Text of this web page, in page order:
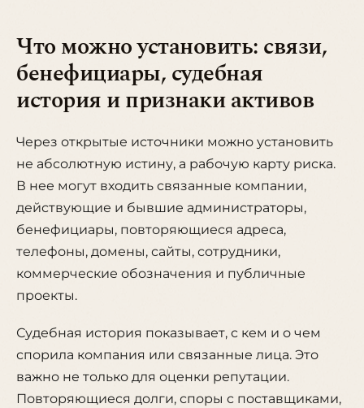
Что можно установить: связи,
бенефициары, судебная
история и признаки активов
Через открытые источники можно установить
не абсолютную истину, а рабочую карту риска.
В нее могут входить связанные компании,
действующие и бывшие администраторы,
бенефициары, повторяющиеся адреса,
телефоны, домены, сайты, сотрудники,
коммерческие обозначения и публичные
проекты.
Судебная история показывает, с кем и о чем
спорила компания или связанные лица. Это
важно не только для оценки репутации.
Повторяющиеся долги, споры с поставщиками,